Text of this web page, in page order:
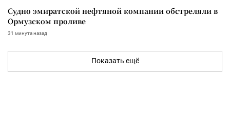
Судно эмиратской нефтяной компании обстреляли в
Ормузском проливе
31 минута назад
Показать ещё